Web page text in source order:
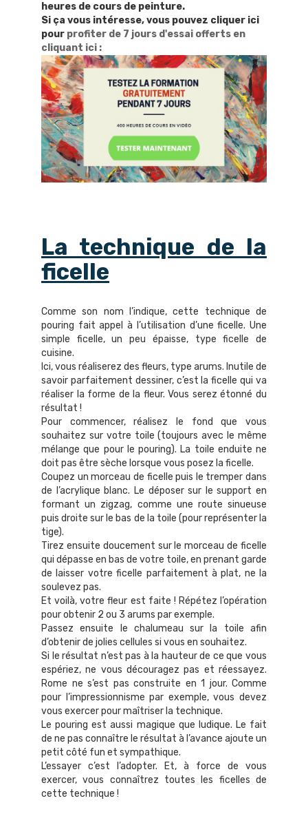
heures de cours de peinture.
Si ça vous intéresse, vous pouvez cliquer ici
pour profiter de 7 jours d'essai offerts en
cliquant ici :
La technique de la
ficelle
Comme son nom l’indique, cette technique de
pouring fait appel à l’utilisation d’une ficelle. Une
simple ficelle, un peu épaisse, type ficelle de
cuisine.
Ici, vous réaliserez des fleurs, type arums. Inutile de
savoir parfaitement dessiner, c’est la ficelle qui va
réaliser la forme de la fleur. Vous serez étonné du
résultat !
Pour commencer, réalisez le fond que vous
souhaitez sur votre toile (toujours avec le même
mélange que pour le pouring). La toile enduite ne
doit pas être sèche lorsque vous posez la ficelle.
Coupez un morceau de ficelle puis le tremper dans
de l’acrylique blanc. Le déposer sur le support en
formant un zigzag, comme une route sinueuse
puis droite sur le bas de la toile (pour représenter la
tige).
Tirez ensuite doucement sur le morceau de ficelle
qui dépasse en bas de votre toile, en prenant garde
de laisser votre ficelle parfaitement à plat, ne la
soulevez pas.
Et voilà, votre fleur est faite ! Répétez l’opération
pour obtenir 2 ou 3 arums par exemple.
Passez ensuite le chalumeau sur la toile afin
d’obtenir de jolies cellules si vous en souhaitez.
Si le résultat n’est pas à la hauteur de ce que vous
espériez, ne vous découragez pas et réessayez.
Rome ne s’est pas construite en 1 jour. Comme
pour l’impressionnisme par exemple, vous devez
vous exercer pour maîtriser la technique.
Le pouring est aussi magique que ludique. Le fait
de ne pas connaître le résultat à l’avance ajoute un
petit côté fun et sympathique.
L’essayer c’est l’adopter. Et, à force de vous
exercer, vous connaîtrez toutes les ficelles de
cette technique !